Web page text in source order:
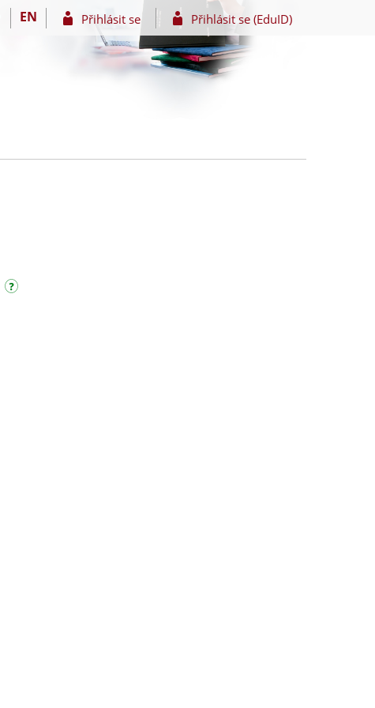
EN Přihlásit se Přihlásit se (EduID)